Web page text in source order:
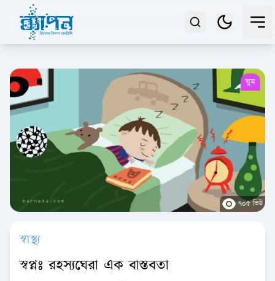
ঘুম
৭০৫ ভিউ
স্বাস্থ্য
স্বপ্নঃ রহস্যঘেরা এক বাস্তবতা